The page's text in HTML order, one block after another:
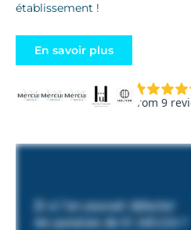
établissement !
En savoir plus
from 9